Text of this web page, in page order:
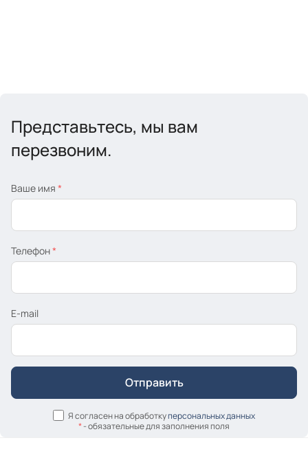
Представьтесь, мы вам
перезвоним.
Ваше имя *
Телефон*
E-mail
Я согласен на обработкуперсональных данных
*- обязательные для заполнения поля